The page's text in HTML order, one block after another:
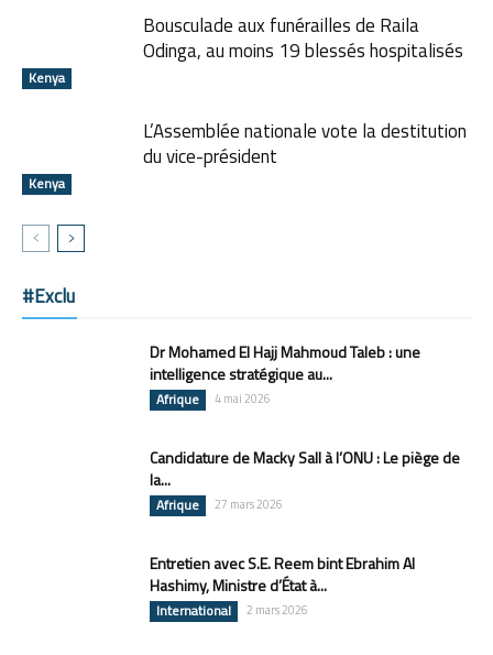
Kenya
Bousculade aux funérailles de Raila
Odinga, au moins 19 blessés hospitalisés
Kenya
L’Assemblée nationale vote la destitution
du vice-président
#Exclu
Dr Mohamed El Hajj Mahmoud Taleb : une
intelligence stratégique au...
Afrique 4 mai 2026
Candidature de Macky Sall à l’ONU : Le piège de
la...
Afrique 27 mars 2026
Entretien avec S.E. Reem bint Ebrahim Al
Hashimy, Ministre d’État à...
International 2 mars 2026